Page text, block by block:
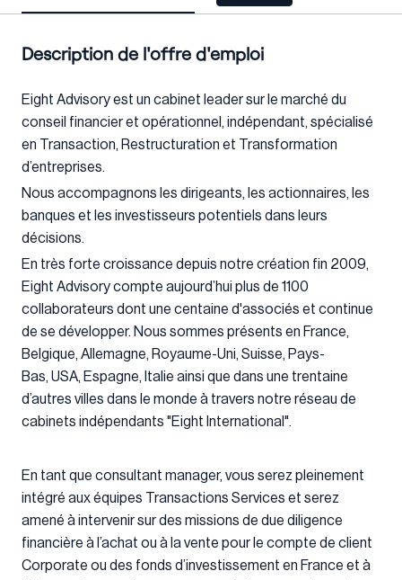
Description de l'offre d'emploi
Eight Advisory est un cabinet leader sur le marché du
conseil financier et opérationnel, indépendant, spécialisé
en Transaction, Restructuration et Transformation
d’entreprises.
Nous accompagnons les dirigeants, les actionnaires, les
banques et les investisseurs potentiels dans leurs
décisions.
En très forte croissance depuis notre création fin 2009,
Eight Advisory compte aujourd’hui plus de 1100
collaborateurs dont une centaine d'associés et continue
de se développer. Nous sommes présents en France,
Belgique, Allemagne, Royaume-Uni, Suisse, Pays-
Bas, USA, Espagne, Italie ainsi que dans une trentaine
d’autres villes dans le monde à travers notre réseau de
cabinets indépendants "Eight International".
En tant que consultant manager, vous serez pleinement
intégré aux équipes Transactions Services et serez
amené à intervenir sur des missions de due diligence
financière à l’achat ou à la vente pour le compte de client
Corporate ou des fonds d’investissement en France et à